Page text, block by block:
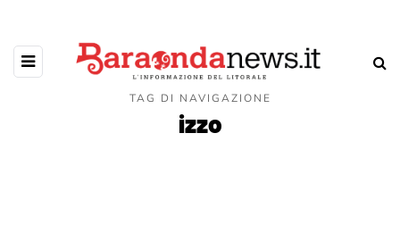
TAG DI NAVIGAZIONE
izzo